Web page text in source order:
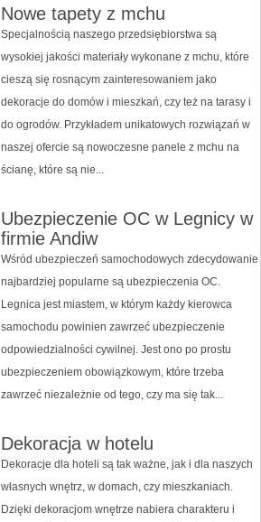
Nowe tapety z mchu
Specjalnością naszego przedsiębiorstwa są
wysokiej jakości materiały wykonane z mchu, które
cieszą się rosnącym zainteresowaniem jako
dekoracje do domów i mieszkań, czy też na tarasy i
do ogrodów. Przykładem unikatowych rozwiązań w
naszej ofercie są nowoczesne panele z mchu na
ścianę, które są nie...
Ubezpieczenie OC w Legnicy w
firmie Andiw
Wśród ubezpieczeń samochodowych zdecydowanie
najbardziej popularne są ubezpieczenia OC.
Legnica jest miastem, w którym każdy kierowca
samochodu powinien zawrzeć ubezpieczenie
odpowiedzialności cywilnej. Jest ono po prostu
ubezpieczeniem obowiązkowym, które trzeba
zawrzeć niezależnie od tego, czy ma się tak...
Dekoracja w hotelu
Dekoracje dla hoteli są tak ważne, jak i dla naszych
własnych wnętrz, w domach, czy mieszkaniach.
Dzięki dekoracjom wnętrze nabiera charakteru i